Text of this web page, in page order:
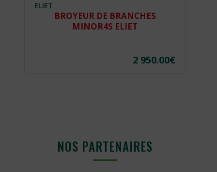
ELIET
BROYEUR DE BRANCHES
MINOR4S ELIET
2 950.00€
NOS PARTENAIRES